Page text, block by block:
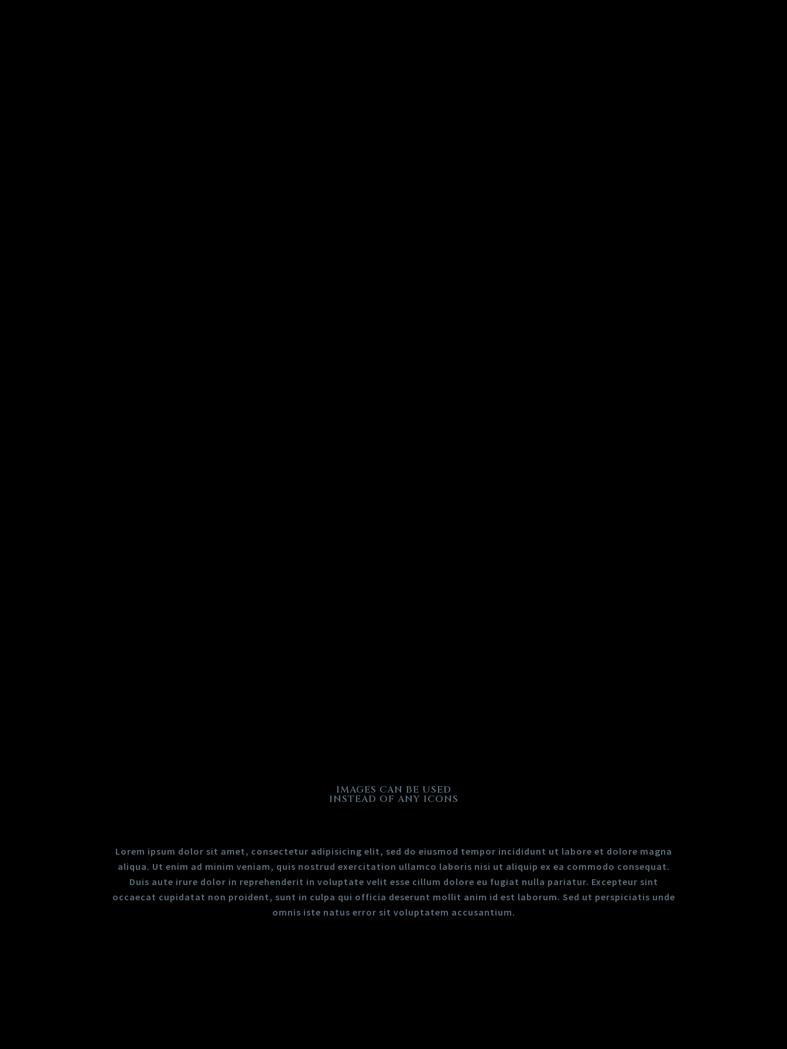
IMAGES CAN BE USED
INSTEAD OF ANY ICONS
Lorem ipsum dolor sit amet, consectetur adipisicing elit, sed do eiusmod tempor incididunt ut labore et dolore magna
aliqua. Ut enim ad minim veniam, quis nostrud exercitation ullamco laboris nisi ut aliquip ex ea commodo consequat.
Duis aute irure dolor in reprehenderit in voluptate velit esse cillum dolore eu fugiat nulla pariatur. Excepteur sint
occaecat cupidatat non proident, sunt in culpa qui officia deserunt mollit anim id est laborum. Sed ut perspiciatis unde
omnis iste natus error sit voluptatem accusantium.